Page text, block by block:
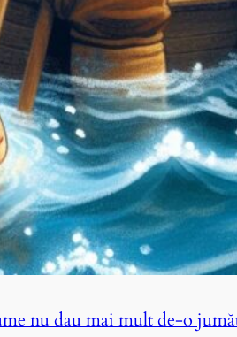
nu dau mai mult de-o